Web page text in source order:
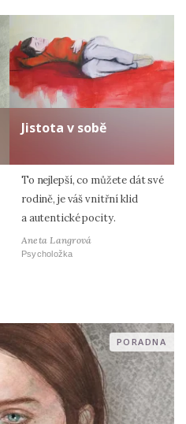
Jistota v sobě
To nejlepší, co můžete dát své
rodině, je váš vnitřní klid
a autentické pocity.
Aneta Langrová
Psycholožka
PORADNA